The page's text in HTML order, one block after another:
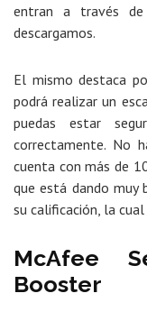
entran a través de
descargamos.
El mismo destaca
podrá realizar un
puedas estar
correctamente. No
cuenta con más de
que está dando muy
su calificación, la
McAfee
Booster